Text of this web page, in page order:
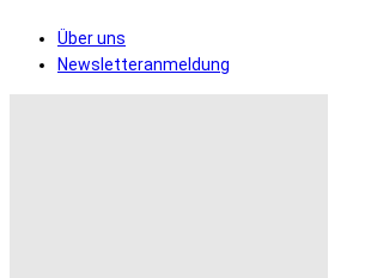
Über uns
Newsletteranmeldung